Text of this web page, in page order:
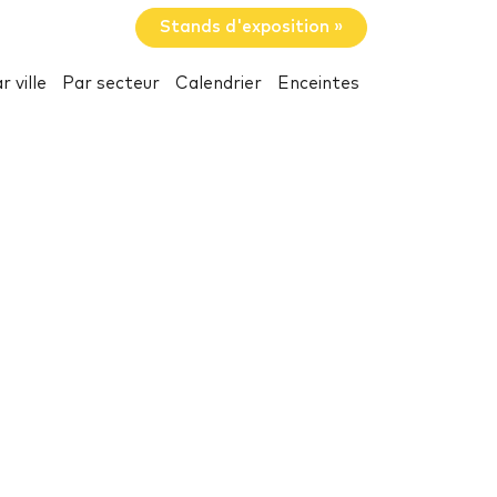
Stands d'exposition »
ville Par secteur Calendrier Enceintes